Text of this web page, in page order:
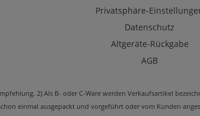
Privatsphäre-
Datenschutz
Altgeräte-Rückgabe
AGB
2) Als B- oder C-Ware werden Verkaufsartikel
einmal ausgepackt und vorgeführt oder vom Kunden